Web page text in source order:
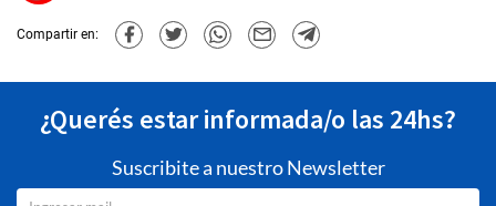
Compartir en:
¿Querés estar informada/o las 24hs?
Suscribite a nuestro Newsletter